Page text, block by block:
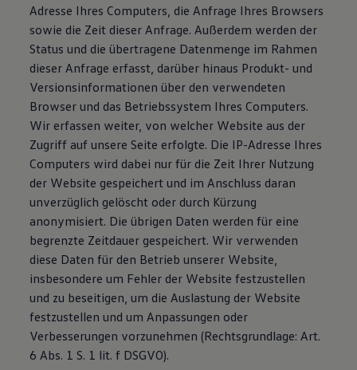
Adresse Ihres Computers, die Anfrage Ihres Browsers
sowie die Zeit dieser Anfrage. Außerdem werden der
Status und die übertragene Datenmenge im Rahmen
dieser Anfrage erfasst, darüber hinaus Produkt- und
Versionsinformationen über den verwendeten
Browser und das Betriebssystem Ihres Computers.
Wir erfassen weiter, von welcher Website aus der
Zugriff auf unsere Seite erfolgte. Die IP-Adresse Ihres
Computers wird dabei nur für die Zeit Ihrer Nutzung
der Website gespeichert und im Anschluss daran
unverzüglich gelöscht oder durch Kürzung
anonymisiert. Die übrigen Daten werden für eine
begrenzte Zeitdauer gespeichert. Wir verwenden
diese Daten für den Betrieb unserer Website,
insbesondere um Fehler der Website festzustellen
und zu beseitigen, um die Auslastung der Website
festzustellen und um Anpassungen oder
Verbesserungen vorzunehmen (Rechtsgrundlage: Art.
6 Abs. 1 S. 1 lit. f DSGVO).